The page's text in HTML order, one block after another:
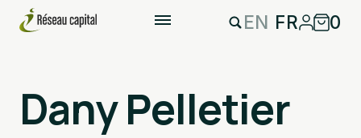
EN FR 0
Dany Pelletier